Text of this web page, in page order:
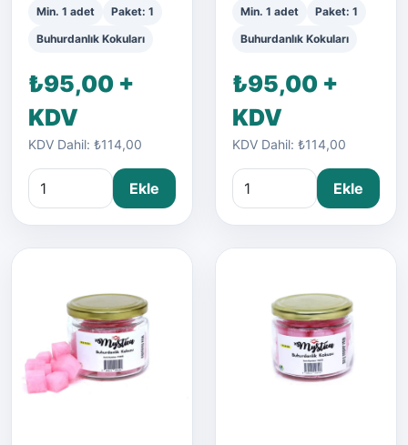
Min. 1 adet
Paket: 1
Buhurdanlık Kokuları
₺95,00 +
KDV
KDV Dahil: ₺114,00
Ekle
Min. 1 adet
Paket: 1
Buhurdanlık Kokuları
₺95,00 +
KDV
KDV Dahil: ₺114,00
Ekle